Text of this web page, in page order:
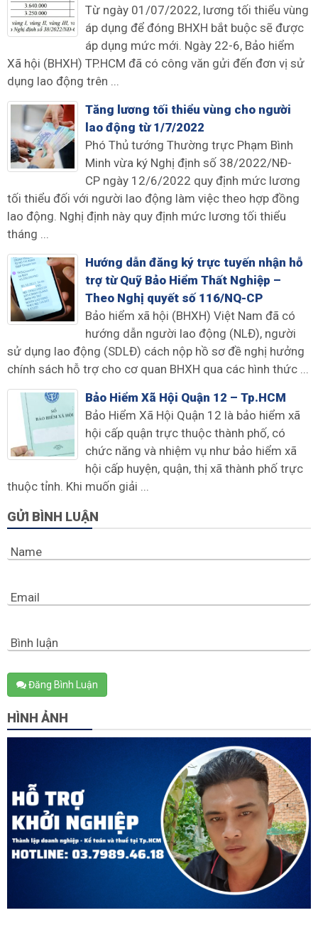
Từ ngày 01/07/2022, lương tối thiểu vùng
áp dụng để đóng BHXH bắt buộc sẽ được
áp dụng mức mới. Ngày 22-6, Bảo hiểm
Xã hội (BHXH) TP.HCM đã có công văn gửi đến đơn vị sử
dụng lao động trên ...
Tăng lương tối thiểu vùng cho người
lao động từ 1/7/2022
Phó Thủ tướng Thường trực Phạm Bình
Minh vừa ký Nghị định số 38/2022/NĐ-
CP ngày 12/6/2022 quy định mức lương
tối thiểu đối với người lao động làm việc theo hợp đồng
lao động. Nghị định này quy định mức lương tối thiểu
tháng ...
Hướng dẫn đăng ký trực tuyến nhận hỗ
trợ từ Quỹ Bảo Hiểm Thất Nghiệp –
Theo Nghị quyết số 116/NQ-CP
Bảo hiểm xã hội (BHXH) Việt Nam đã có
hướng dẫn người lao động (NLĐ), người
sử dụng lao động (SDLĐ) cách nộp hồ sơ đề nghị hưởng
chính sách hỗ trợ cho cơ quan BHXH qua các hình thức ...
Bảo Hiểm Xã Hội Quận 12 – Tp.HCM
Bảo Hiểm Xã Hội Quận 12 là bảo hiểm xã
hội cấp quận trực thuộc thành phố, có
chức năng và nhiệm vụ như bảo hiểm xã
hội cấp huyện, quận, thị xã thành phố trực
thuộc tỉnh. Khi muốn giải ...
GỬI BÌNH LUẬN
Name
Email
Bình luận
Đăng Bình Luận
HÌNH ẢNH